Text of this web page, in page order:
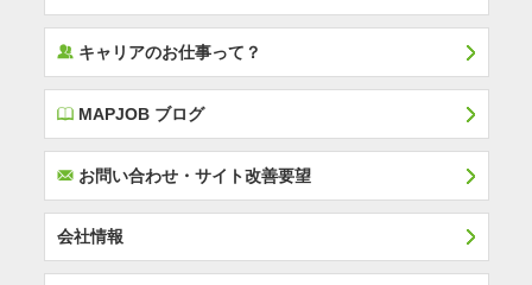
‰キャリアのお仕事って？
EMAPJOB ブログ
Fお問い合わせ・サイト改善要望
会社情報